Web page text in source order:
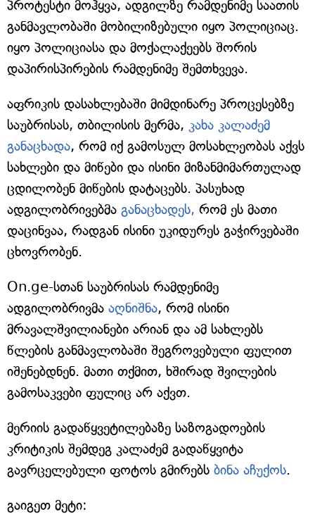
პროტესტი მოჰყვა, ადგილზე რამდენიმე საათის
განმავლობაში მობილიზებული იყო პოლიციაც.
იყო პოლიციასა და მოქალაქეებს შორის
დაპირისპირების რამდენიმე შემთხვევა.
აფრიკის დასახლებაში მიმდინარე პროცესებზე
საუბრისას, თბილისის მერმა, კახა კალაძემ
განაცხადა, რომ იქ გამოსულ მოსახლეობას აქვს
სახლები და მიწები და ისინი მიზანმიმართულად
ცდილობენ მიწების დატაცებს. პასუხად
ადგილობრივებმა განაცხადეს, რომ ეს მათი
დაცინვაა, რადგან ისინი უკიდურეს გაჭირვებაში
ცხოვრობენ.
On.ge-სთან საუბრისას რამდენიმე
ადგილობრივმა აღნიშნა, რომ ისინი
მრავალშვილიანები არიან და ამ სახლებს
წლების განმავლობაში შეგროვებული ფულით
იშენებდნენ. მათი თქმით, ხშირად შვილების
გამოსაკვები ფულიც არ აქვთ.
მერიის გადაწყვეტილებაზე საზოგადოების
კრიტიკის შემდეგ კალაძემ გადაწყვიტა
გავრცელებული ფოტოს გმირებს ბინა აჩუქოს.
გაიგეთ მეტი: